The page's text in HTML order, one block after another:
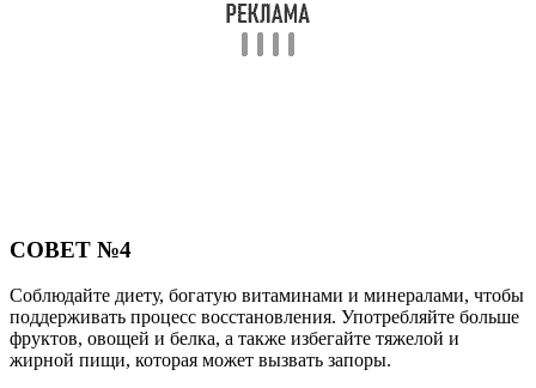
СОВЕТ №4
Соблюдайте диету, богатую витаминами и минералами, чтобы
поддерживать процесс восстановления. Употребляйте больше
фруктов, овощей и белка, а также избегайте тяжелой и
жирной пищи, которая может вызвать запоры.